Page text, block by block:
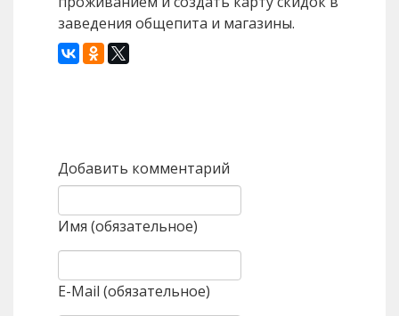
заведения общепита и магазины.
Добавить комментарий
Имя (обязательное)
E-Mail (обязательное)